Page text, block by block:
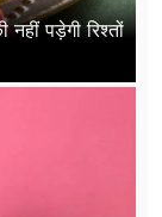
पड़ेगी रिश्तों